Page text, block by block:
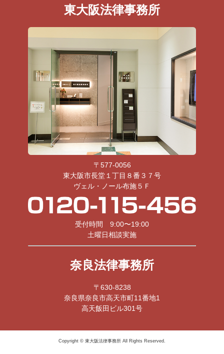
東大阪法律事務所
〒577-0056
東大阪市長堂１丁目８番３７号
ヴェル・ノール布施５Ｆ
受付時間 9:00〜19:00
土曜日相談実施
奈良法律事務所
〒630-8238
奈良県奈良市高天市町11番地1
高天飯田ビル301号
Copyright © 東大阪法律事務所 All Rights Reserved.